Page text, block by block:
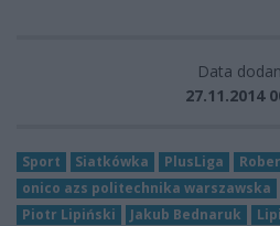
Data
27.11.2014
Sport Siatkówka PlusLiga
onico azs politechnika warszawska
Piotr Lipiński
Jakub Bednaruk